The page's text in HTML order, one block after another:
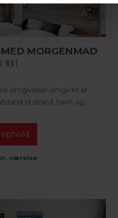
MORGENMAD
1 NAT
omgivelser omgivet af
til strand, havn og...
ophold
værelse